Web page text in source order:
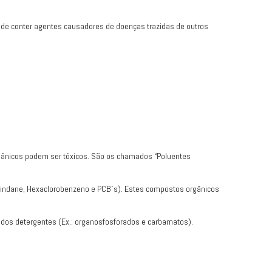
conter agentes causadores de doenças trazidas de outros
podem ser tóxicos. São os chamados “Poluentes
Hexaclorobenzeno e PCB`s). Estes compostos orgânicos
detergentes (Ex.: organosfosforados e carbamatos).